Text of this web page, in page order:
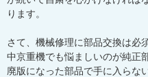
ります。
さて、機械修理に部品交換は必
中京重機でも悩ましいのが純正
廃版になった部品で手に入らな